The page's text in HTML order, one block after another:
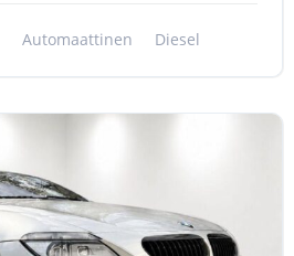
Automaattinen Diesel